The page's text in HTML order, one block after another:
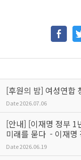
[후원의 밤] 여성연합
Date2026.07.06
[안내] [이재명 정부 1
미래를 묻다 - 이재명
Date2026.06.19